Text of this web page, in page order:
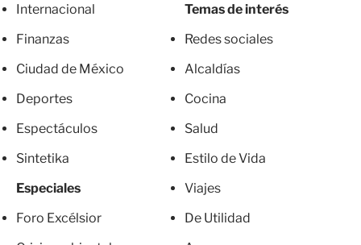
Internacional
Finanzas
Ciudad de México
Deportes
Espectáculos
Sintetika
Especiales
Foro Excélsior
Temas de interés
Redes sociales
Alcaldías
Cocina
Salud
Estilo de Vida
Viajes
De Utilidad